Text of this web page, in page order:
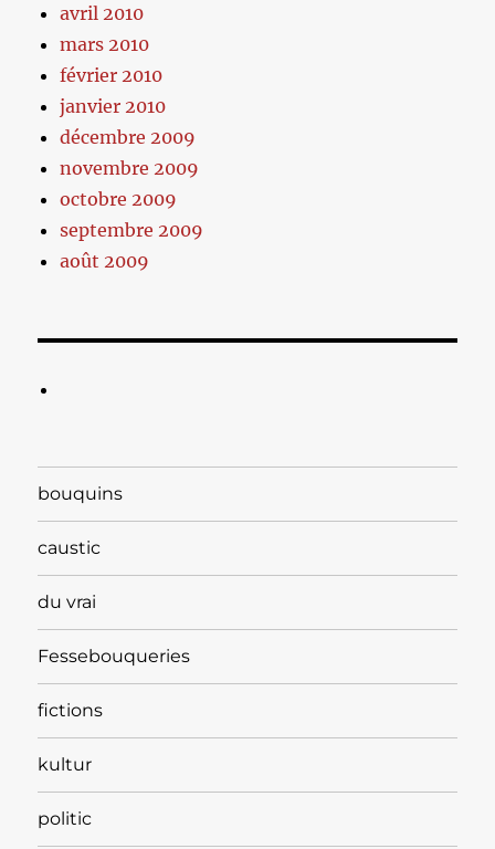
avril 2010
mars 2010
février 2010
janvier 2010
décembre 2009
novembre 2009
octobre 2009
septembre 2009
août 2009
bouquins
caustic
du vrai
Fessebouqueries
fictions
kultur
politic